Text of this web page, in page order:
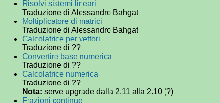
Risolvi sistemi lineari
Traduzione di Alessandro Bahgat
Moltiplicatore di matrici
Traduzione di Alessandro Bahgat
Calcolatrice per vettori
Traduzione di ??
Convertire base numerica
Traduzione di ??
Calcolatrice numerica
Traduzione di ??
Nota: serve upgrade dalla 2.11 alla 2.10 (?)
Frazioni continue